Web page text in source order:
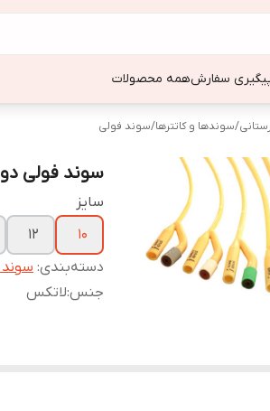
سفارشهمه محصولات
/سوندها و کاتترها/سوند فولی
سوند فولی
سایز
10
12
دسته‌بندی: سوند
جنس:لاتکس